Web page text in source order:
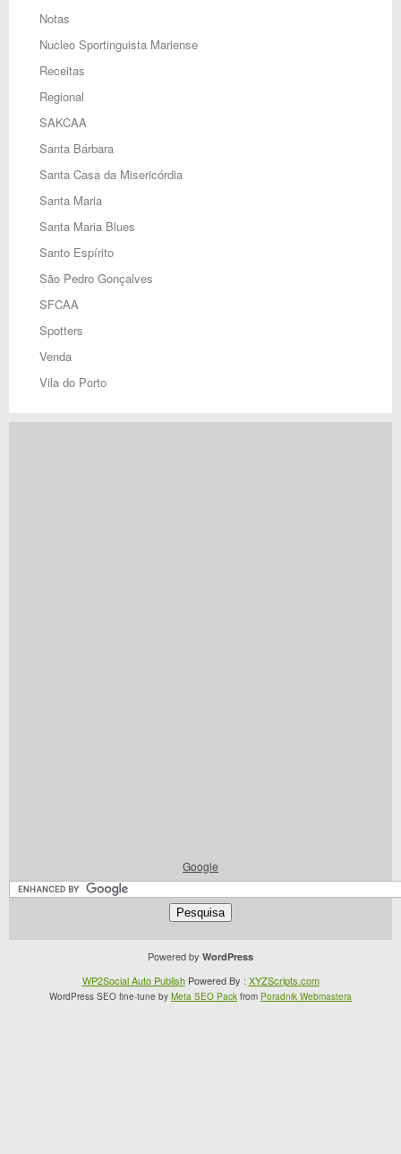
Notas
Nucleo Sportinguista Mariense
Receitas
Regional
SAKCAA
Santa Bárbara
Santa Casa da Misericórdia
Santa Maria
Santa Maria Blues
Santo Espírito
São Pedro Gonçalves
SFCAA
Spotters
Venda
Vila do Porto
Google
Powered by WordPress
WP2Social Auto PublishPowered By : XYZScripts.com
WordPress SEO fine-tune by Meta SEO Pack from Poradnik Webmastera